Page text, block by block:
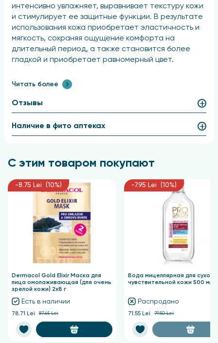
интенсивно увлажняет, выравнивает текстуру кожи
и стимулирует ее защитные функции. В результате
использования кожа приобретает эластичность и
мягкость, сохраняя ощущение комфорта на
длительный период, а также становится более
гладкой и приобретает равномерный цвет.
Активные компоненты
экстракт стволовых клеток корейского зеленого
японский чай Маття
Применение
Для достижения желаемого эффекта нанесите
крем легкими массажными движениями на чистую и
сухую кожу рук.
Читать более
Отзывы
Наличие в фито аптеках
С этим товаром покупают
-8.75 Lei (10%)
Dermacol Gold Elixir Маска для
лица омолаживающая (для очень
зрелой кожи) 2х8 г
Есть в наличии
78.71 Lei 87.45 Lei
-7.95 Lei (10%)
Вода мицеллярная для сухой и
чувствительной кожи 500 мл
Распродано
71.55 Lei 79.50 Lei